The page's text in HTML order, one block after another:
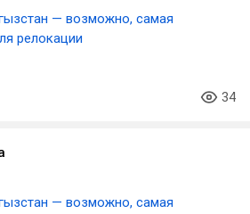
— возможно, самая
релокации
34
— возможно, самая